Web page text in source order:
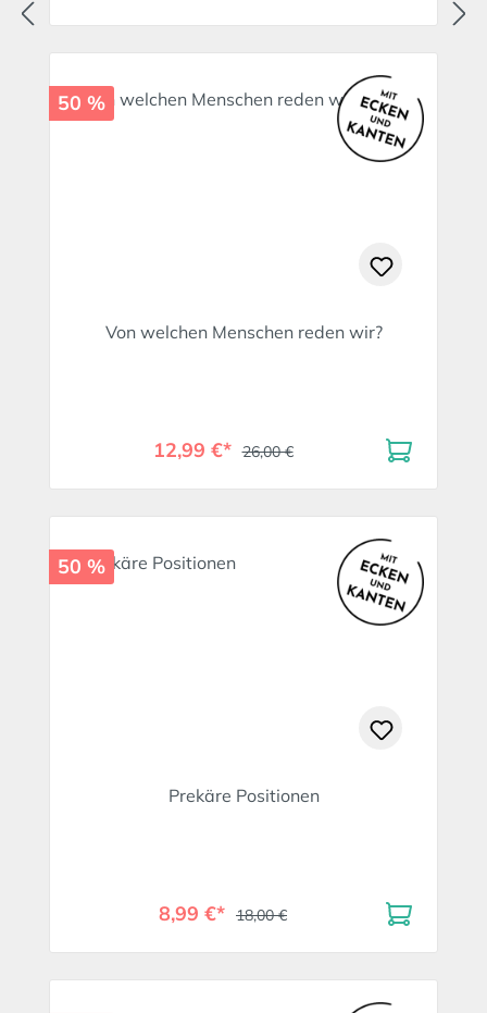
50 %
Von welchen Menschen reden wir?
12,99 €* 26,00 €
50 %
Prekäre Positionen
8,99 €* 18,00 €